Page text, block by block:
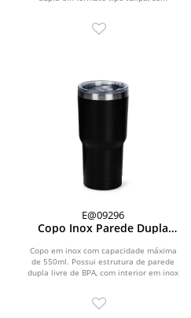
E@09296
Copo Inox Parede Dupla
Copo em inox com capacidade máxima
de 550ml. Possui estrutura de parede
dupla livre de BPA, com interior em inox